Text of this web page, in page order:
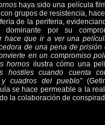
haya sido una película
grupos de resistencia,
de la periferia,
por su
hace que ir a ver una
de una pena de prisión
en un compromiso
hornos ilustra cómo una
hostiles cuando cuenta
cuadros del pueblo”
se hace permeable a la
la colaboración de